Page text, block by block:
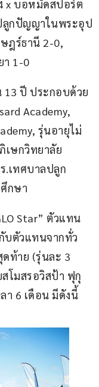
x บอหมัดสปอร์ต
ปลูกปัญญาในพระอุป
ฎร์ธานี 2-0,
า 1-0
13 ปี ประกอบด้วย
Academy,
รุ่นอายุไม่
เษกวิทยาลัย
.เทศบาลปลูก
กษา
Star” ตัวแทน
บตัวแทนจากทั่ว
ท้าย (รุ่นละ 3
โมสรอวิสป้า ฟุกุ
า 6 เดือน มีดังนี้